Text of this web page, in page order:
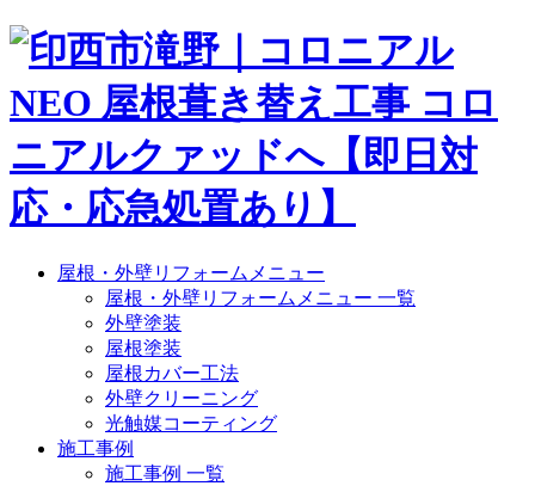
屋根・外壁リフォームメニュー
屋根・外壁リフォームメニュー 一覧
外壁塗装
屋根塗装
屋根カバー工法
外壁クリーニング
光触媒コーティング
施工事例
施工事例 一覧